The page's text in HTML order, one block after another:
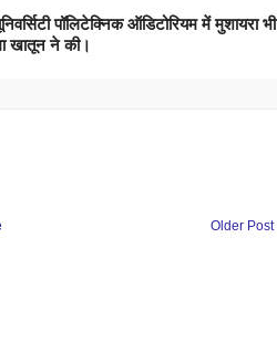
पॉलिटेक्निक ऑडिटोरियम में मुशायरा भी
खातून ने की।
Older Post